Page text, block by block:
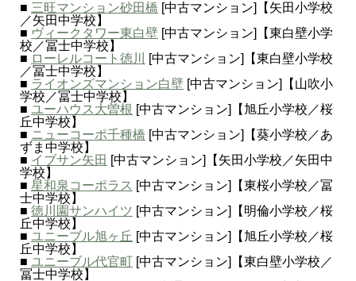
■ 三旺マンション砂田橋 [中古マンション]【矢田小学校
／矢田中学校】
■ ヴィークタワー東白壁[中古マンション]【東白壁小学
校／冨士中学校】
■ ローレルコート徳川
[中古マンション]【東白壁小学校
／冨士中学校】
■ ライオンズマンション白壁[中古マンション]【山吹小
学校／冨士中学校】
■ ユーハウス大曽根 [中古マンション]【旭丘小学校／桜
丘中学校】
■ ニューコーポ千種橋 [中古マンション]【葵小学校／あ
ずま中学校】
■ イブサン矢田 [中古マンション]【矢田小学校／矢田中
学校】
■ 星和泉コーポラス [中古マンション]【東桜小学校／冨
士中学校】
■ 徳川園サンハイツ [中古マンション]【明倫小学校／桜
丘中学校】
■ ユニーブル旭ヶ丘 [中古マンション]【旭丘小学校／桜
丘中学校】
■ ユニーブル代官町[中古マンション]【東白壁小学校／
冨士中学校】